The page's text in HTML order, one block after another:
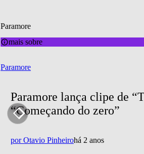
Paramore
mais sobre
Paramore
Paramore lança clipe de
“Começando do zero”
porOtavio Pinheirohá 2 anos